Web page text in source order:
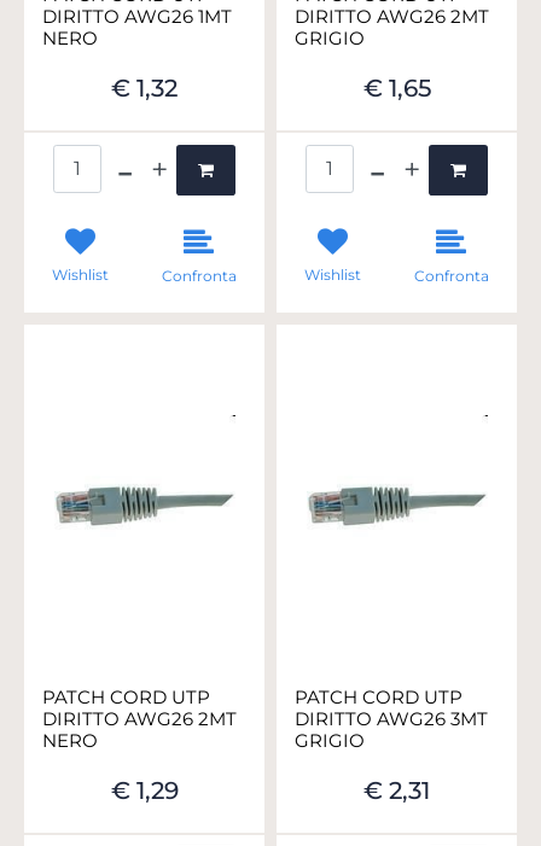
DIRITTO AWG26 1MT
NERO
€ 1,32
Wishlist Confronta
DIRITTO AWG26 2MT
GRIGIO
€ 1,65
Wishlist Confronta
PATCH CORD UTP
DIRITTO AWG26 2MT
NERO
€ 1,29
PATCH CORD UTP
DIRITTO AWG26 3MT
GRIGIO
€ 2,31